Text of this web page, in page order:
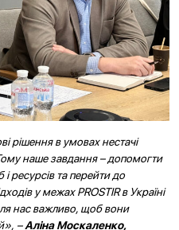
рішення в умовах нестачі
наше завдання – допомогти
ресурсів та перейти до
у межах PROSTIR в Україні
нас важливо, щоб вони
–Аліна Москаленко,